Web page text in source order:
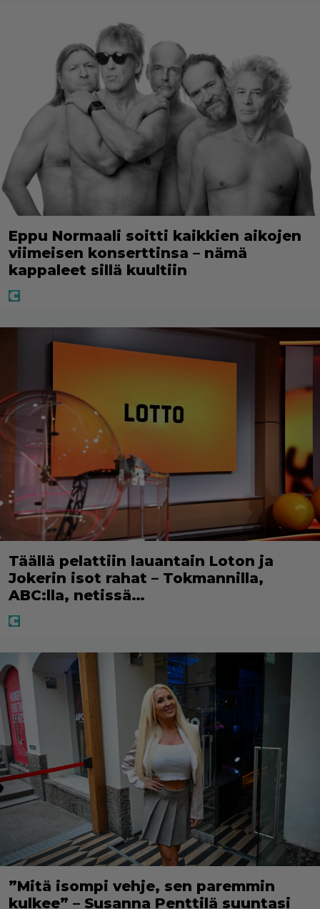
Eppu Normaali soitti kaikkien aikojen
viimeisen konserttinsa – nämä
kappaleet sillä kuultiin
Täällä pelattiin lauantain Loton ja
Jokerin isot rahat – Tokmannilla,
ABC:lla, netissä…
”Mitä isompi vehje, sen paremmin
kulkee” – Susanna Penttilä suuntasi